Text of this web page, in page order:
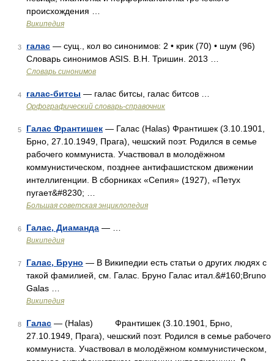
происхождения …
Википедия
3 галас — сущ., кол во синонимов: 2 • крик (70) • шум (96)
Словарь синонимов ASIS. В.Н. Тришин. 2013 …
Словарь синонимов
4 галас-битсы — галас битсы, галас битсов …
Орфографический словарь-справочник
5 Галас Франтишек — Галас (Halas) Франтишек (3.10.1901,
Брно, 27.10.1949, Прага), чешский поэт. Родился в семье
рабочего коммуниста. Участвовал в молодёжном
коммунистическом, позднее антифашистском движении
интеллигенции. В сборниках «Сепия» (1927), «Петух
пугает&#8230; …
Большая советская энциклопедия
6 Галас, Диаманда — …
Википедия
7 Галас, Бруно — В Википедии есть статьи о других людях с
такой фамилией, см. Галас. Бруно Галас итал.&#160;Bruno
Galas …
Википедия
8 Галас — (Halas) Франтишек (3.10.1901, Брно,
27.10.1949, Прага), чешский поэт. Родился в семье рабочего
коммуниста. Участвовал в молодёжном коммунистическом,